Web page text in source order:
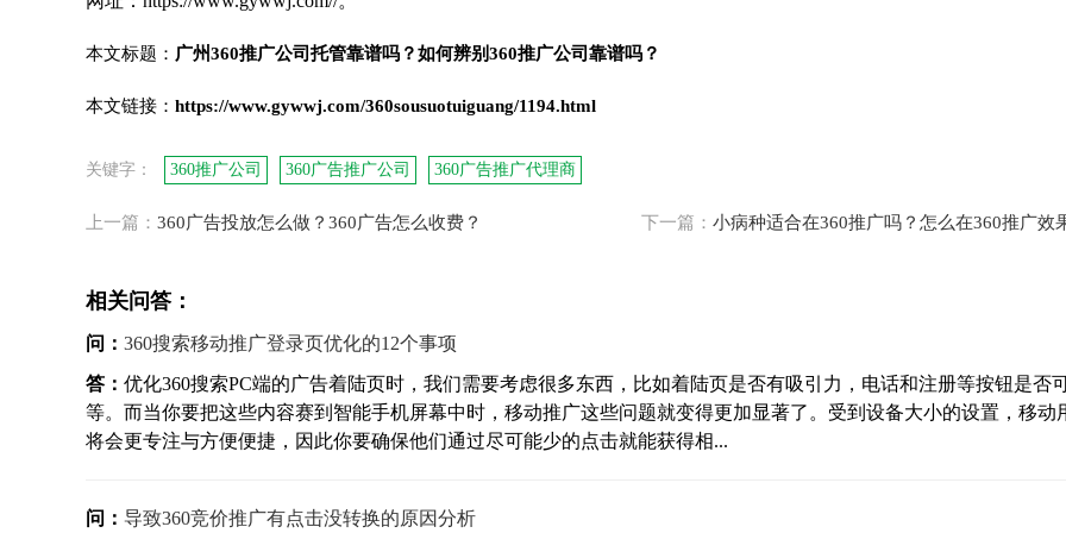
本文标题： 广州360推广公司托管靠谱吗？如何辨别360推广公司靠谱吗？
本文链接： https://www.gywwj.com/360sousuotuiguang/1194.html
关键字： 360推广公司 360广告推广公司 360广告推广代理商
上一篇： 360广告投放怎么做？360广告怎么收费？ 下一篇： 小病种适合在360推广吗？怎么在360推广效
相关问答：
问： 360搜索移动推广登录页优化的12个事项
答： 优化360搜索PC端的广告着陆页时，我们需要考虑很多东西，比如着陆页是否有吸引力，电话和注册等按钮是否
等。而当你要把这些内容赛到智能手机屏幕中时，移动推广这些问题就变得更加显著了。受到设备大小的设置，移动
将会更专注与方便便捷，因此你要确保他们通过尽可能少的点击就能获得相...
问： 导致360竞价推广有点击没转换的原因分析